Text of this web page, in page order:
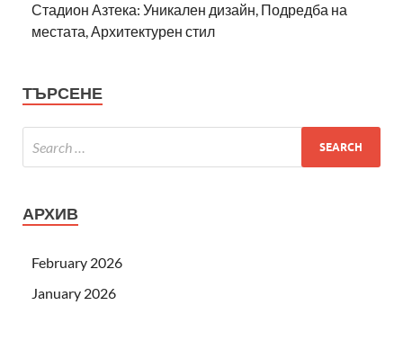
Стадион Азтека: Уникален дизайн, Подредба на
местата, Архитектурен стил
ТЪРСЕНЕ
АРХИВ
February 2026
January 2026